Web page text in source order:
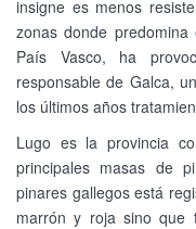
insigne es menos
zonas donde
País Vasco, ha
responsable de Galca,
los últimos años
Lugo es la provincia
principales masas de
pinares gallegos está
marrón y roja sino que